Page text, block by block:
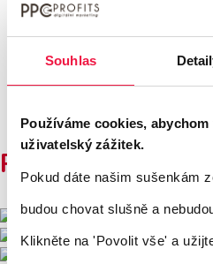
Souhlas
Používáme cookies,
uživatelský zážitek.
Pokud dáte našim sušenkám
budou chovat slušně a
Klikněte na 'Povolit vše' a
marketingových
Vlastimil Malík
| 28. 8. 2019
komplexnějším odvětvím než
Přečíst článek
Používáme tyto